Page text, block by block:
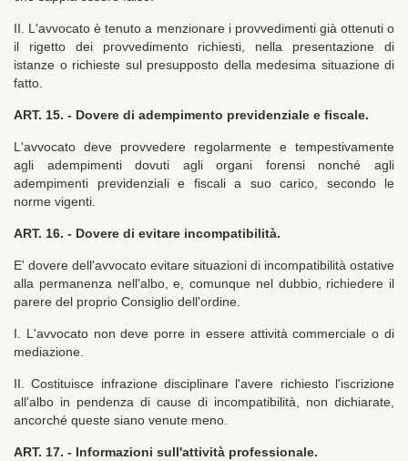
II. L'avvocato è tenuto a menzionare i provvedimenti già ottenuti o
il rigetto dei provvedimento richiesti, nella presentazione di
istanze o richieste sul presupposto della medesima situazione di
fatto.
ART. 15. - Dovere di adempimento previdenziale e fiscale.
L'avvocato deve provvedere regolarmente e tempestivamente
agli adempimenti dovuti agli organi forensi nonché agli
adempimenti previdenziali e fiscali a suo carico, secondo le
norme vigenti.
ART. 16. - Dovere di evitare incompatibilità.
E' dovere dell'avvocato evitare situazioni di incompatibilità ostative
alla permanenza nell'albo, e, comunque nel dubbio, richiedere il
parere del proprio Consiglio dell'ordine.
I. L'avvocato non deve porre in essere attività commerciale o di
mediazione.
II. Costituisce infrazione disciplinare l'avere richiesto l'iscrizione
all'albo in pendenza di cause di incompatibilità, non dichiarate,
ancorché queste siano venute meno.
ART. 17. - Informazioni sull'attività professionale.